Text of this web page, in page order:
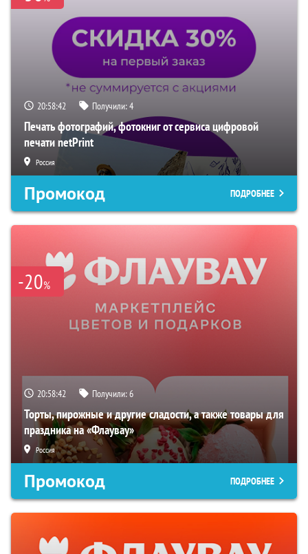
20:58:41 Получили:4
Печать фотографий, фотокниг от сервиса цифровой
печати netPrint
Россия
Промокод ПОДРОБНЕЕ
-20%
20:58:41 Получили:6
Торты, пирожные и другие сладости, а также товары для
праздника на «Флаувау»
Россия
Промокод ПОДРОБНЕЕ